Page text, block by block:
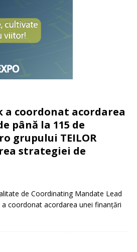
a coordonat acordarea
până la 115 de
grupului TEILOR
strategiei de
de Coordinating Mandate Lead
coordonat acordarea unei finanțări